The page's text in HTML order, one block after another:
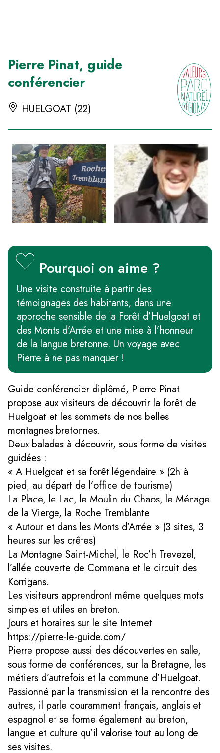
Pierre Pinat, guide
conférencier
HUELGOAT (22)
Pourquoi on aime ?
Une visite construite à partir des
témoignages des habitants, dans une
approche sensible de la Forêt d’Huelgoat et
des Monts d’Arrée et une mise à l’honneur
de la langue bretonne. Un voyage avec
Pierre à ne pas manquer !
Guide conférencier diplômé, Pierre Pinat
propose aux visiteurs de découvrir la forêt de
Huelgoat et les sommets de nos belles
montagnes bretonnes.
Deux balades à découvrir, sous forme de visites
guidées :
« A Huelgoat et sa forêt légendaire » (2h à
pied, au départ de l’office de tourisme)
La Place, le Lac, le Moulin du Chaos, le Ménage
de la Vierge, la Roche Tremblante
« Autour et dans les Monts d’Arrée » (3 sites, 3
heures sur les crêtes)
La Montagne Saint-Michel, le Roc’h Trevezel,
l’allée couverte de Commana et le circuit des
Korrigans.
Les visiteurs apprendront même quelques mots
simples et utiles en breton.
Jours et horaires sur le site Internet
https://pierre-le-guide.com/
Pierre propose aussi des découvertes en salle,
sous forme de conférences, sur la Bretagne, les
métiers d’autrefois et la commune d’Huelgoat.
Passionné par la transmission et la rencontre des
autres, il parle couramment français, anglais et
espagnol et se forme également au breton,
langue et culture qu’il valorise tout au long de
ses visites.